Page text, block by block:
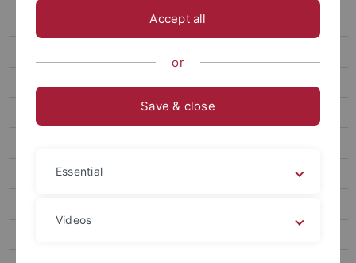
CIVIS für den wissenschaftsunterstützenden Dienst
Außenstellen und Forschungsstationen
Accept all
or
Save & close
Essential
Videos